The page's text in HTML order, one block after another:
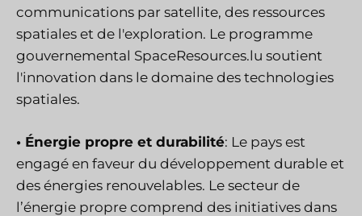
communications par satellite, des ressources
spatiales et de l'exploration. Le programme
gouvernemental SpaceResources.lu soutient
l'innovation dans le domaine des technologies
spatiales.
• Énergie propre et durabilité: Le pays est
engagé en faveur du développement durable et
des énergies renouvelables. Le secteur de
l’énergie propre comprend des initiatives dans